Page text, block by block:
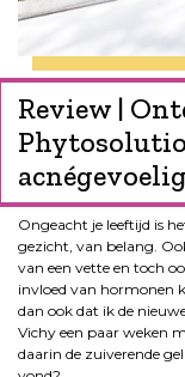
Review |
Ongeacht je leeftijd is
gezicht, van belang.
van een vette en toch
invloed van hormonen
dan ook dat ik de
Vichy een paar weken
daarin de zuiverende